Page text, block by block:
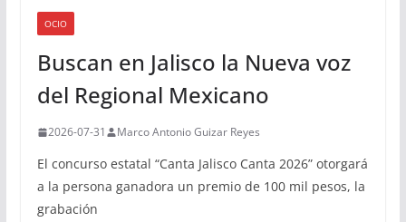
OCIO
Buscan en Jalisco la Nueva voz
del Regional Mexicano
2026-07-31 Marco Antonio Guizar Reyes
El concurso estatal “Canta Jalisco Canta 2026” otorgará
a la persona ganadora un premio de 100 mil pesos, la
grabación